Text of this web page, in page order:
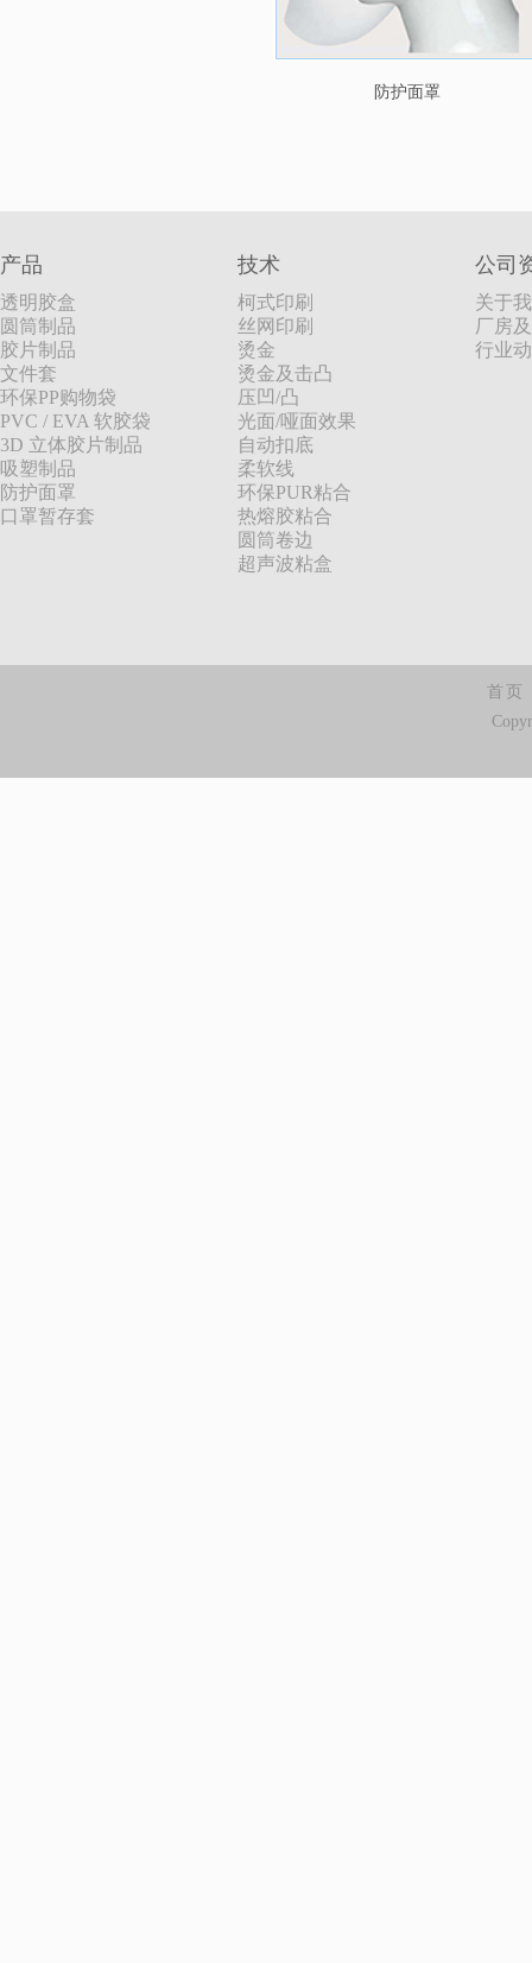
防护面罩
产品
透明胶盒
圆筒制品
胶片制品
文件套
环保PP购物袋
PVC / EVA 软胶袋
3D 立体胶片制品
吸塑制品
防护面罩
口罩暂存套
技术
柯式印刷
丝网印刷
烫金
烫金及击凸
压凹/凸
光面/哑面效果
自动扣底
柔软线
环保PUR粘合
热熔胶粘合
圆筒卷边
超声波粘盒
公司
关于
厂房
行业
首页